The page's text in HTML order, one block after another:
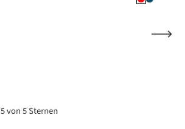
5 von 5 Sternen